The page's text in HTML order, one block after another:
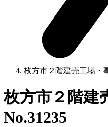
枚方市２階建売工場・
枚方市２階建
No.31235